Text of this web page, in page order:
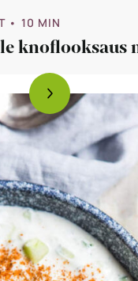
• 10 MIN
knoflooksaus